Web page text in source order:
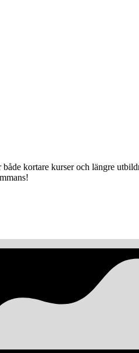
kortare kurser och längre